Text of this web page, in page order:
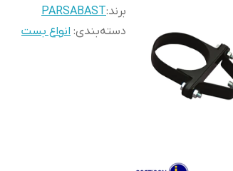
برند:PARSABAST
دسته‌بندی: انواع بست